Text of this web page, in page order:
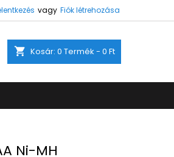
vagy Fiók létrehozása
shopping_cart Kosár: 0 Termék - 0 Ft
Ni-MH